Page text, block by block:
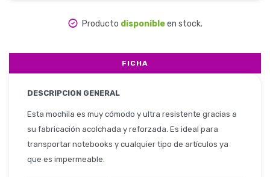
Producto disponibleen stock.
FICHA
DESCRIPCION GENERAL
Esta mochila es muy cómodo y ultra resistente gracias a
su fabricación acolchada y reforzada. Es ideal para
transportar notebooks y cualquier tipo de artículos ya
que es impermeable.
Ropa y Accesorios
Seguridad